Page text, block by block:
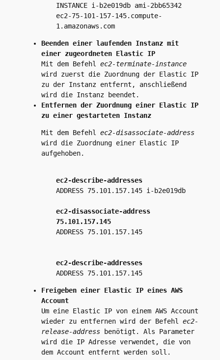
INSTANCE i-b2e019db ami-2bb65342
ec2-75-101-157-145.compute-
1.amazonaws.com
Beenden einer laufenden Instanz mit
einer zugeordneten Elastic IP
Mit dem Befehl ec2-terminate-instance
wird zuerst die Zuordnung der Elastic IP
zu der Instanz entfernt, anschließend
wird die Instanz beendet.
Entfernen der Zuordnung einer Elastic IP
zu einer gestarteten Instanz
Mit dem Befehl ec2-disassociate-address
wird die Zuordnung einer Elastic IP
aufgehoben.
ec2-describe-addresses
ADDRESS 75.101.157.145 i-b2e019db
ec2-disassociate-address
75.101.157.145
ADDRESS 75.101.157.145
ec2-describe-addresses
ADDRESS 75.101.157.145
Freigeben einer Elastic IP eines AWS
Account
Um eine Elastic IP von einem AWS Account
wieder zu entfernen wird der Befehl ec2-
release-addressbenötigt. Als Parameter
wird die IP Adresse verwendet, die von
dem Account entfernt werden soll.